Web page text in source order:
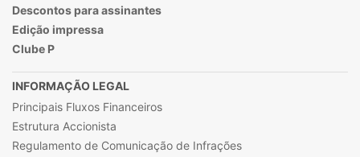
Descontos para assinantes
Edição impressa
Clube P
INFORMAÇÃO LEGAL
Principais Fluxos Financeiros
Estrutura Accionista
Regulamento de Comunicação de Infrações